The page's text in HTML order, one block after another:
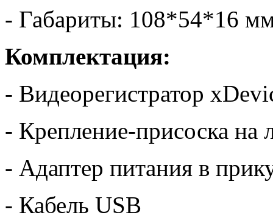
- Габариты: 108*54*16
Комплектация:
- Видеорегистратор
- Крепление-присоска на
- Адаптер питания в
- Кабель USB